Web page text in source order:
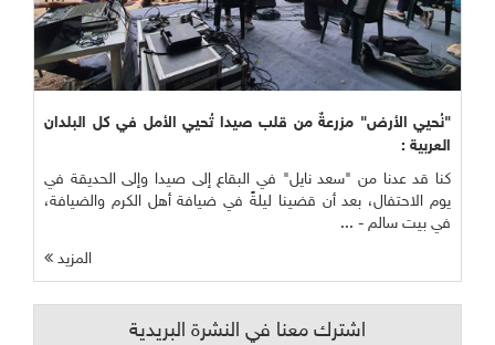
"نُحيي الأرض" مزرعةٌ من قلب صيدا تُحيي الأمل في كل البلدان
العربية :
كنا قد عدنا من "سعد نايل" في البقاع إلى صيدا وإلى الحديقة في
يوم الاحتفال، بعد أن قضينا ليلةً في ضيافة أهل الكرم والضيافة،
في بيت سالم - ...
المزيد
اشترك معنا في النشرة البريدية